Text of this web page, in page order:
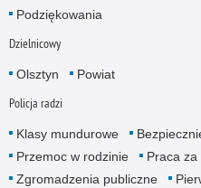
Podziękowania
Dzielnicowy
Olsztyn Powiat
Policja radzi
Klasy mundurowe
Przemoc w rodzinie
Praca za
Zgromadzenia publiczne